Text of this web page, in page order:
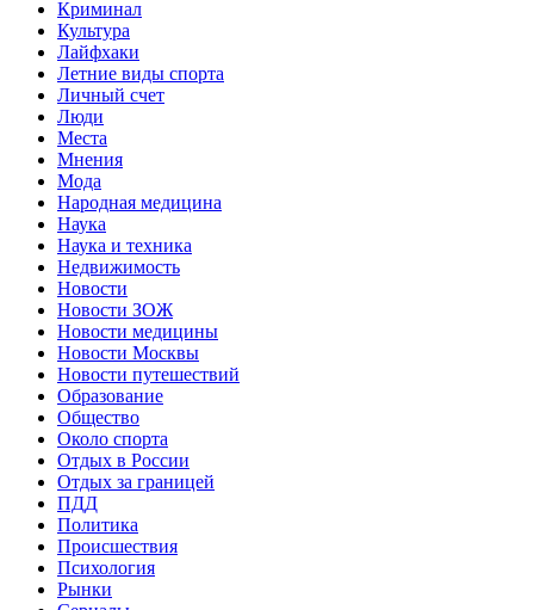
Криминал
Культура
Лайфхаки
Летние виды спорта
Личный счет
Люди
Места
Мнения
Мода
Народная медицина
Наука
Наука и техника
Недвижимость
Новости
Новости ЗОЖ
Новости медицины
Новости Москвы
Новости путешествий
Образование
Общество
Около спорта
Отдых в России
Отдых за границей
ПДД
Политика
Происшествия
Психология
Рынки